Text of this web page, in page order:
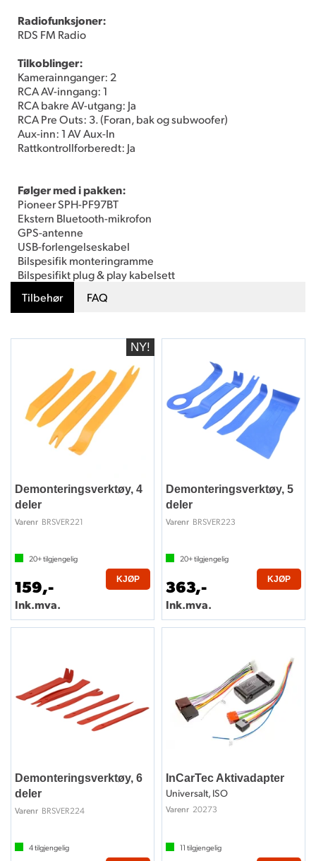
Radiofunksjoner:
RDS FM Radio
Tilkoblinger:
Kamerainnganger: 2
RCA AV-inngang: 1
RCA bakre AV-utgang: Ja
RCA Pre Outs: 3. (Foran, bak og subwoofer)
Aux-inn: 1 AV Aux-In
Rattkontrollforberedt: Ja
Følger med i pakken:
Pioneer SPH-PF97BT
Ekstern Bluetooth-mikrofon
GPS-antenne
USB-forlengelseskabel
Bilspesifik monteringramme
Bilspesifikt plug & play kabelsett
Tilbehør
FAQ
Demonteringsverktøy, 4
deler
Varenr BRSVER221
20+tilgjengelig
159,-
Ink.mva.
KJØP
Demonteringsverktøy, 5
deler
Varenr BRSVER223
20+tilgjengelig
363,-
Ink.mva.
KJØP
Demonteringsverktøy, 6
deler
Varenr BRSVER224
4tilgjengelig
InCarTec Aktivadapter
Universalt, ISO
Varenr 20273
11 tilgjengelig